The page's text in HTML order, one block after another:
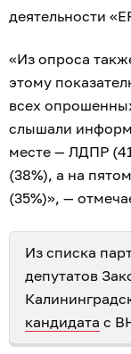
деятельности
«Из опроса
этому
всех
слышали
месте — ЛДПР
(38%), а на
(35%)», —
Из списка
депутатов
кандидата с